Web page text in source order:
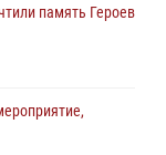
память Героев